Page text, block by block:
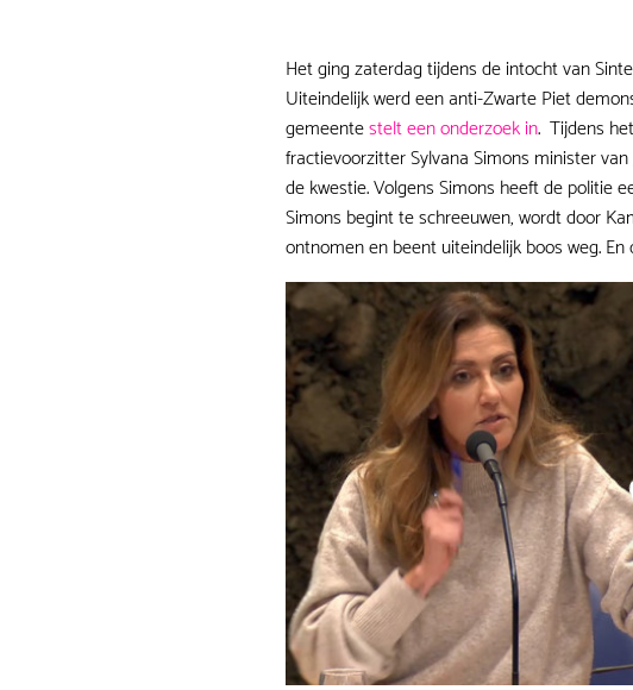
Het ging zaterdag tijdens de intocht van
Uiteindelijk werd een anti-Zwarte Piet
gemeentestelt een onderzoek in. Tijdens
fractievoorzitter Sylvana Simons minister
de kwestie. Volgens Simons heeft de politie
Simons begint te schreeuwen, wordt door
ontnomen en beent uiteindelijk boos weg. En